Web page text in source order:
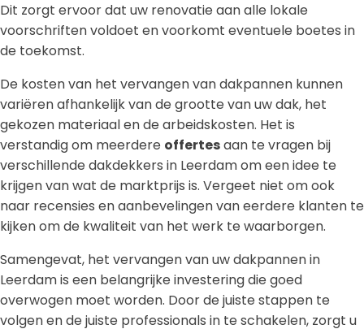
Dit zorgt ervoor dat uw renovatie aan alle lokale
voorschriften voldoet en voorkomt eventuele boetes in
de toekomst.
De kosten van het vervangen van dakpannen kunnen
variëren afhankelijk van de grootte van uw dak, het
gekozen materiaal en de arbeidskosten. Het is
verstandig om meerdere offertesaan te vragen bij
verschillende dakdekkers in Leerdam om een idee te
krijgen van wat de marktprijs is. Vergeet niet om ook
naar recensies en aanbevelingen van eerdere klanten te
kijken om de kwaliteit van het werk te waarborgen.
Samengevat, het vervangen van uw dakpannen in
Leerdam is een belangrijke investering die goed
overwogen moet worden. Door de juiste stappen te
volgen en de juiste professionals in te schakelen, zorgt u